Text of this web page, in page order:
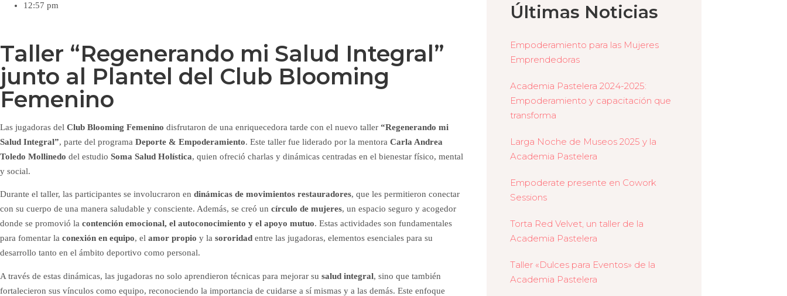
12:57 pm
Taller “Regenerando mi Salud Integral”
junto al Plantel del Club Blooming
Femenino
Las jugadoras del Club Blooming Femenino disfrutaron de una enriquecedora tarde con el nuevo taller “Regenerando mi
Salud Integral”, parte del programa Deporte & Empoderamiento. Este taller fue liderado por la mentora Carla Andrea
Toledo Mollinedo del estudio Soma Salud Holística, quien ofreció charlas y dinámicas centradas en el bienestar físico, mental
y social.
Durante el taller, las participantes se involucraron en dinámicas de movimientos restauradores, que les permitieron conectar
con su cuerpo de una manera saludable y consciente. Además, se creó un círculo de mujeres, un espacio seguro y acogedor
donde se promovió la contención emocional, el autoconocimiento y el apoyo mutuo. Estas actividades son fundamentales
para fomentar la conexión en equipo, el amor propio y la sororidad entre las jugadoras, elementos esenciales para su
desarrollo tanto en el ámbito deportivo como personal.
A través de estas dinámicas, las jugadoras no solo aprendieron técnicas para mejorar su salud integral, sino que también
fortalecieron sus vínculos como equipo, reconociendo la importancia de cuidarse a sí mismas y a las demás. Este enfoque
Últimas Noticias
Empoderamiento para las Mujeres
Emprendedoras
Academia Pastelera 2024-2025:
Empoderamiento y capacitación que
transforma
Larga Noche de Museos 2025 y la
Academia Pastelera
Empoderate presente en Cowork
Sessions
Torta Red Velvet, un taller de la
Academia Pastelera
Taller «Dulces para Eventos» de la
Academia Pastelera